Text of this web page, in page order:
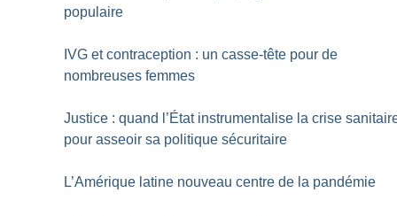
populaire
IVG et contraception : un casse-tête pour de
nombreuses femmes
Justice : quand l’État instrumentalise la crise
pour asseoir sa politique sécuritaire
L’Amérique latine nouveau centre de la pandémie